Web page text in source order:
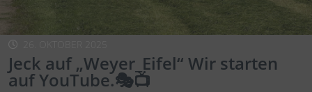
Jeck auf „Weyer_Eifel“ Wir starten
auf YouTube.🎭📺